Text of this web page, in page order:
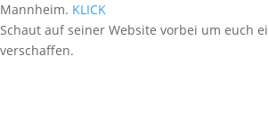
Mannheim. KLICK
Schaut auf seiner Website vorbei um euch
verschaffen.